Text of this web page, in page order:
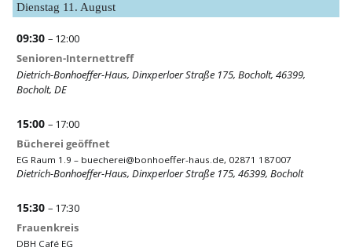
Dienstag 11. August
09:30 – 12:00
Senioren-Internettreff
Dietrich-Bonhoeffer-Haus, Dinxperloer Straße 175, Bocholt, 46399,
Bocholt, DE
15:00 – 17:00
Bücherei geöffnet
Dietrich-Bonhoeffer-Haus, Dinxperloer Straße 175, 46399, Bocholt
EG Raum 1.9 – buecherei@bonhoeffer-haus.de, 02871 187007
15:30 – 17:30
Frauenkreis
DBH Café EG